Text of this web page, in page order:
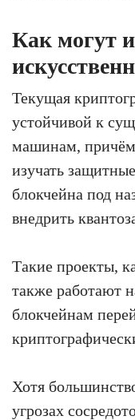
Как могут
Текущая
устойчивой к
машинам, причём
изучать
блокчейна под
внедрить
Такие проекты,
также работают
блокчейнам
Хотя
угрозах